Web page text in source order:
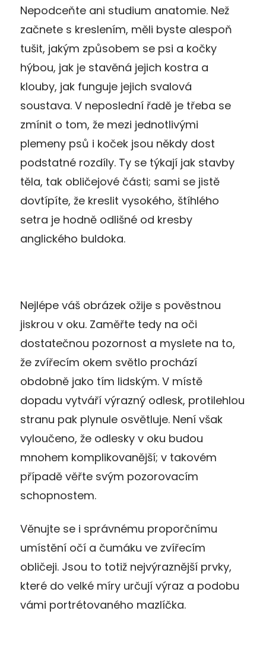
Nepodceňte ani studium anatomie. Než
začnete s kreslením, měli byste alespoň
tušit, jakým způsobem se psi a kočky
hýbou, jak je stavěná jejich kostra a
klouby, jak funguje jejich svalová
soustava. V neposlední řadě je třeba se
zmínit o tom, že mezi jednotlivými
plemeny psů i koček jsou někdy dost
podstatné rozdíly. Ty se týkají jak stavby
těla, tak obličejové části; sami se jistě
dovtípíte, že kreslit vysokého, štíhlého
setra je hodně odlišné od kresby
anglického buldoka.
Nejlépe váš obrázek ožije s pověstnou
jiskrou v oku. Zaměřte tedy na oči
dostatečnou pozornost a myslete na to,
že zvířecím okem světlo prochází
obdobně jako tím lidským. V místě
dopadu vytváří výrazný odlesk, protilehlou
stranu pak plynule osvětluje. Není však
vyloučeno, že odlesky v oku budou
mnohem komplikovanější; v takovém
případě věřte svým pozorovacím
schopnostem.
Věnujte se i správnému proporčnímu
umístění očí a čumáku ve zvířecím
obličeji. Jsou to totiž nejvýraznější prvky,
které do velké míry určují výraz a podobu
vámi portrétovaného mazlíčka.